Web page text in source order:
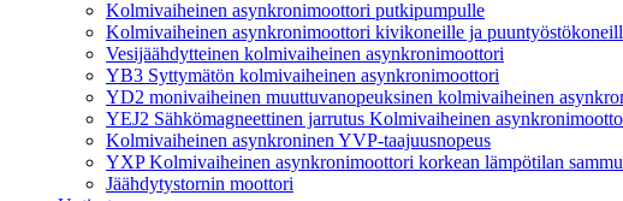
Kolmivaiheinen asynkronimoottori putkipumpulle
Kolmivaiheinen asynkronimoottori kivikoneille ja
Vesijäähdytteinen kolmivaiheinen asynkronimoottori
YB3 Syttymätön kolmivaiheinen asynkronimoottori
YD2 monivaiheinen muuttuvanopeuksinen kolmivaiheinen
YEJ2 Sähkömagneettinen jarrutus Kolmivaiheinen
Kolmivaiheinen asynkroninen YVP-taajuusnopeus
YXP Kolmivaiheinen asynkronimoottori korkean lämpötilan
Jäähdytystornin moottori